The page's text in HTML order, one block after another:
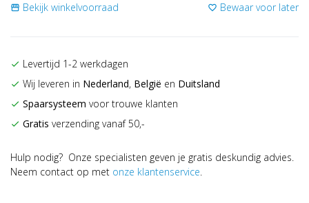
storefront Bekijk winkelvoorraad favorite_border Bewaar voor later
check Levertijd 1-2 werkdagen
check Wij leveren in Nederland, België en Duitsland
check Spaarsysteem voor trouwe klanten
check Gratis verzending vanaf 50,-
Hulp nodig? Onze specialisten geven je gratis deskundig advies.
Neem contact op met onze klantenservice.